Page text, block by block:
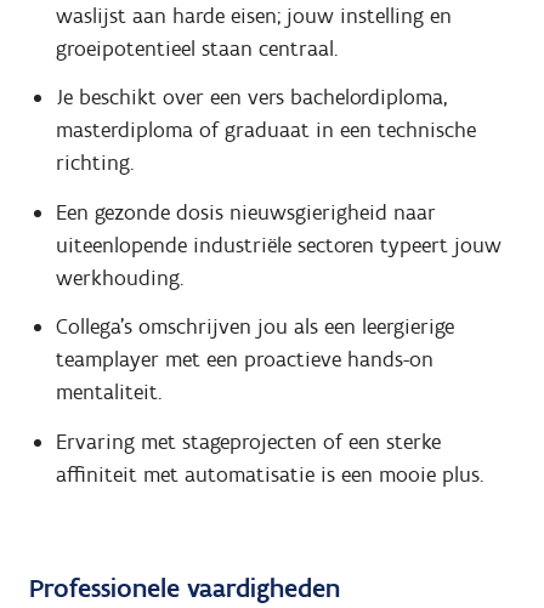
waslijst aan harde eisen; jouw instelling en
groeipotentieel staan centraal.
Je beschikt over een vers bachelordiploma,
masterdiploma of graduaat in een technische
richting.
Een gezonde dosis nieuwsgierigheid naar
uiteenlopende industriële sectoren typeert jouw
werkhouding.
Collega's omschrijven jou als een leergierige
teamplayer met een proactieve hands-on
mentaliteit.
Ervaring met stageprojecten of een sterke
affiniteit met automatisatie is een mooie plus.
Professionele vaardigheden